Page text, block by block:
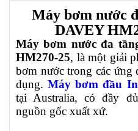
Máy bơm nước
DAVEY
Máy bơm nước đa
HM270-25, là một giải
bơm nước trong các ứng
dụng.Máy bơm đầu
tại Australia, có đầy
nguồn gốc xuất xứ.